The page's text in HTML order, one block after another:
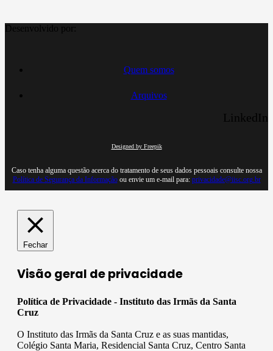
Desenvolvido por:
Quem somos
Arquivos
LinkedIn
Designed by Freepik
Caso tenha alguma questão acerca do tratamento de seus dados pessoais consulte nossa
Política de Segurança da Informaçãoou envie um e-mail para: privacidade@iisc.org.br
Fechar
Visão geral de privacidade
Política de Privacidade - Instituto das Irmãs da Santa
Cruz
O Instituto das Irmãs da Santa Cruz e as suas mantidas,
Colégio Santa Maria, Residencial Santa Cruz, Centro Santa